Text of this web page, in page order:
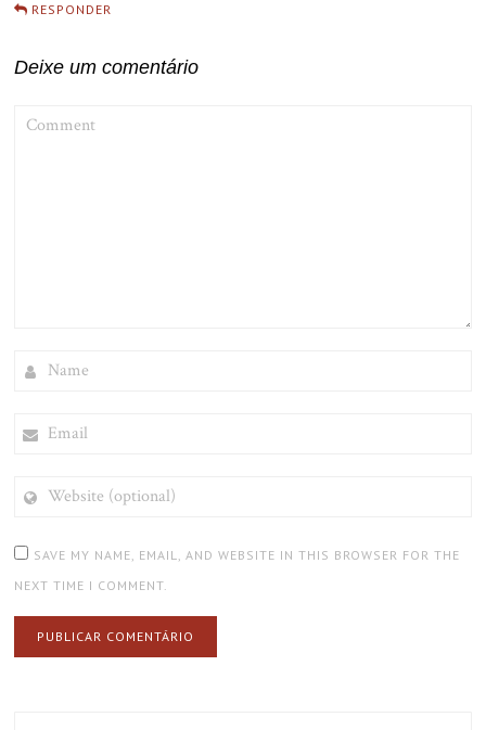
RESPONDER
Deixe um comentário
(OPTIONAL)
SAVE MY NAME, EMAIL, AND WEBSITE IN THIS BROWSER FOR THE
NEXT TIME I COMMENT.